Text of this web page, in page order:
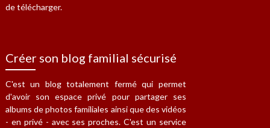
de télécharger.
Créer son blog familial sécurisé
C'est un blog totalement fermé qui permet
d'avoir son espace privé pour partager ses
albums de photos familiales ainsi que des vidéos
- en privé - avec ses proches. C'est un service